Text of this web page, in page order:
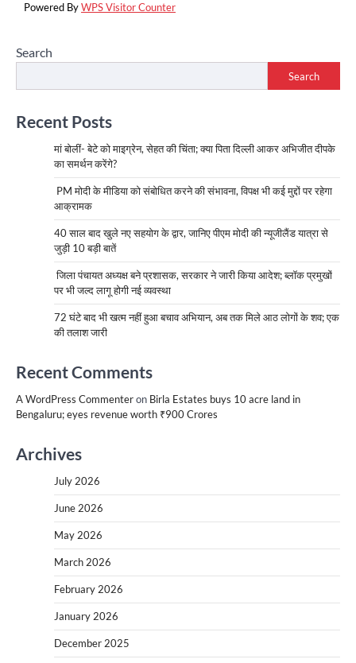
Powered ByWPS Visitor Counter
Search
Search
Recent Posts
मां बोलीं- बेटे को माइग्रेन, सेहत की चिंता; क्या पिता दिल्ली आकर अभिजीत दीपके
का समर्थन करेंगे?
PM मोदी के मीडिया को संबोधित करने की संभावना, विपक्ष भी कई मुद्दों पर रहेगा
आक्रामक
40 साल बाद खुले नए सहयोग के द्वार, जानिए पीएम मोदी की न्यूजीलैंड यात्रा से
जुड़ी 10 बड़ी बातें
जिला पंचायत अध्यक्ष बने प्रशासक, सरकार ने जारी किया आदेश; ब्लॉक प्रमुखों
पर भी जल्द लागू होगी नई व्यवस्था
72 घंटे बाद भी खत्म नहीं हुआ बचाव अभियान, अब तक मिले आठ लोगों के शव; एक
की तलाश जारी
Recent Comments
A WordPress Commenteron Birla Estates buys 10 acre land in
Bengaluru; eyes revenue worth ₹900 Crores
Archives
July 2026
June 2026
May 2026
March 2026
February 2026
January 2026
December 2025